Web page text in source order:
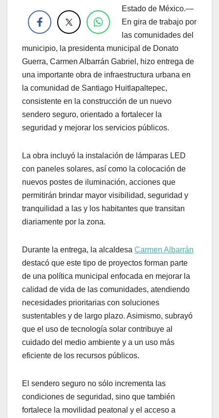
Estado de México.—
En gira de trabajo por
las comunidades del
municipio, la presidenta municipal de Donato
Guerra, Carmen Albarrán Gabriel, hizo entrega de
una importante obra de infraestructura urbana en
la comunidad de Santiago Huitlapaltepec,
consistente en la construcción de un nuevo
sendero seguro, orientado a fortalecer la
seguridad y mejorar los servicios públicos.
La obra incluyó la instalación de lámparas LED
con paneles solares, así como la colocación de
nuevos postes de iluminación, acciones que
permitirán brindar mayor visibilidad, seguridad y
tranquilidad a las y los habitantes que transitan
diariamente por la zona.
Durante la entrega, la alcaldesa Carmen Albarrán
destacó que este tipo de proyectos forman parte
de una política municipal enfocada en mejorar la
calidad de vida de las comunidades, atendiendo
necesidades prioritarias con soluciones
sustentables y de largo plazo. Asimismo, subrayó
que el uso de tecnología solar contribuye al
cuidado del medio ambiente y a un uso más
eficiente de los recursos públicos.
El sendero seguro no sólo incrementa las
condiciones de seguridad, sino que también
fortalece la movilidad peatonal y el acceso a